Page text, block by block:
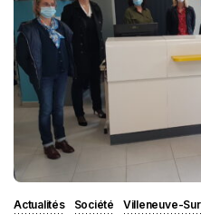
Actualités Société Villeneuve-